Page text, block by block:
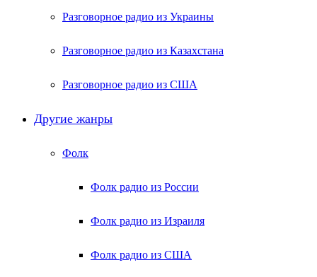
Разговорное радио из Украины
Разговорное радио из Казахстана
Разговорное радио из США
Другие жанры
Фолк
Фолк радио из России
Фолк радио из Израиля
Фолк радио из США